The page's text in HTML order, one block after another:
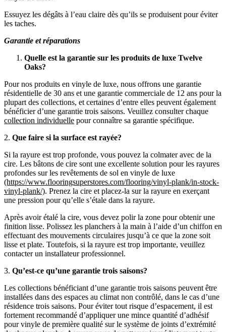
Essuyez les dégâts à l’eau claire dès qu’ils se produisent pour éviter
les taches.
Garantie et réparations
Quelle est la garantie sur les produits de luxe Twelve
Oaks?
Pour nos produits en vinyle de luxe, nous offrons une garantie
résidentielle de 30 ans et une garantie commerciale de 12 ans pour la
plupart des collections, et certaines d’entre elles peuvent également
bénéficier d’une garantie trois saisons. Veuillez consulter chaque
collection individuelle pour connaître sa garantie spécifique.
2. Que faire si la surface est rayée?
Si la rayure est trop profonde, vous pouvez la colmater avec de la
cire. Les bâtons de cire sont une excellente solution pour les rayures
profondes sur les revêtements de sol en vinyle de luxe
(https://www.flooringsuperstores.com/flooring/vinyl-plank/in-stock-
vinyl-plank/). Prenez la cire et placez-la sur la rayure en exerçant
une pression pour qu’elle s’étale dans la rayure.
Après avoir étalé la cire, vous devez polir la zone pour obtenir une
finition lisse. Polissez les planchers à la main à l’aide d’un chiffon en
effectuant des mouvements circulaires jusqu’à ce que la zone soit
lisse et plate. Toutefois, si la rayure est trop importante, veuillez
contacter un installateur professionnel.
3. Qu’est-ce qu’une garantie trois saisons?
Les collections bénéficiant d’une garantie trois saisons peuvent être
installées dans des espaces au climat non contrôlé, dans le cas d’une
résidence trois saisons. Pour éviter tout risque d’espacement, il est
fortement recommandé d’appliquer une mince quantité d’adhésif
pour vinyle de première qualité sur le système de joints d’extrémité